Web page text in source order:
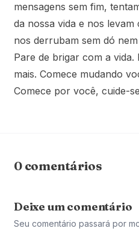
mensagens sem fim,
da nossa vida e nos
nos derrubam sem dó nem
Pare de brigar com a
mais. Comece mudando
Comece por você, cuide-
0 comentários
Deixe um comentário
Seu comentário passará por